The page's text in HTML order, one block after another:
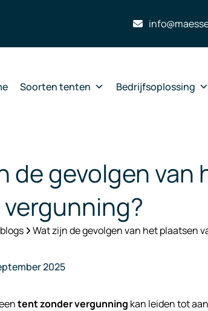
Soorten tenten Bedrijfsoplossing
de gevolgen
Wat zijn de gevolgen van het plaatsen
2025
tent zonder vergunning kan leiden tot